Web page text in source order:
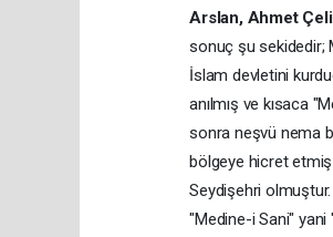
Arslan, Ahmet
sonuç şu sekidedir;
İslam devletini
anılmış ve kısaca
sonra neşvü nema
bölgeye hicret
Seydişehri olmuştur.
"Medine-i Sani" yani